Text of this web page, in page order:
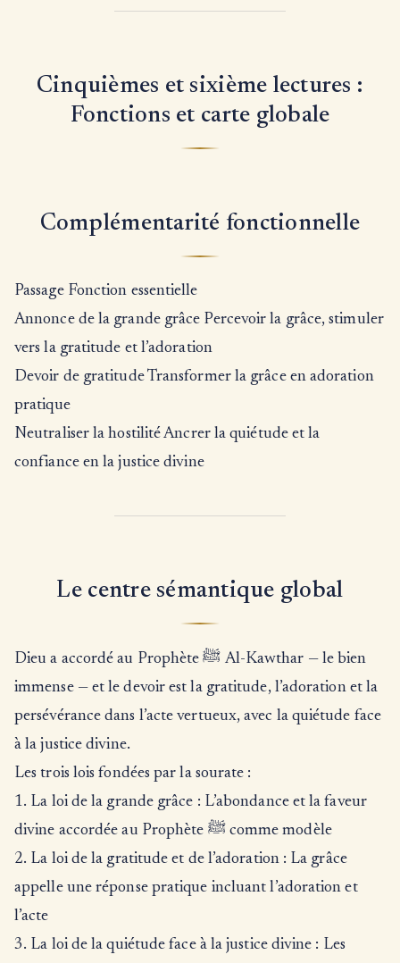
Cinquièmes et sixième lectures :
Fonctions et carte globale
Complémentarité fonctionnelle
Passage Fonction essentielle
Annonce de la grande grâce Percevoir la grâce, stimuler
vers la gratitude et l’adoration
Devoir de gratitude Transformer la grâce en adoration
pratique
Neutraliser la hostilité Ancrer la quiétude et la
confiance en la justice divine
Le centre sémantique global
Dieu a accordé au Prophète ﷺ Al-Kawthar — le bien
immense — et le devoir est la gratitude, l’adoration et la
persévérance dans l’acte vertueux, avec la quiétude face
à la justice divine.
Les trois lois fondées par la sourate :
1. La loi de la grande grâce : L’abondance et la faveur
divine accordée au Prophète ﷺ comme modèle
2. La loi de la gratitude et de l’adoration : La grâce
appelle une réponse pratique incluant l’adoration et
l’acte
3. La loi de la quiétude face à la justice divine : Les